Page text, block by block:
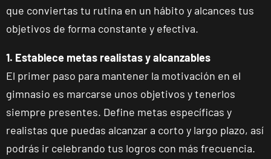
que conviertas tu rutina en un hábito y alcances tus
objetivos de forma constante y efectiva.
1. Establece metas realistas y alcanzables
El primer paso para mantener la motivación en el
gimnasio es marcarse unos objetivos y tenerlos
siempre presentes. Define metas específicas y
realistas que puedas alcanzar a corto y largo plazo, así
podrás ir celebrando tus logros con más frecuencia.